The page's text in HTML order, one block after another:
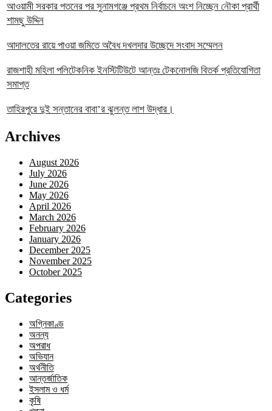
‎আওয়ামী সরকার পতনের পর সুনামগঞ্জে প্রথম নির্বাচনে অংশ নিচ্ছেন নৌকা প্রার্থী
শামছু উদ্দিন
আদালতের রায়ে পাওয়া জমিতে অবৈধ দখলদার উচ্ছেদে সংবাদ সম্মেলন
রাজশাহী মহিলা পলিটেকনিক ইনস্টিটিউটে আন্তঃ টেকনোলজি বিতর্ক প্রতিযোগিতা
সমাপ্ত
তাহিরপুরে দুই সন্তানের বাবা’র ঝুলন্ত লাশ উদ্ধার।
Archives
August 2026
July 2026
June 2026
May 2026
April 2026
March 2026
February 2026
January 2026
December 2025
November 2025
October 2025
Categories
অগ্নিকাণ্ড
অনন্য
অপরাধ
অভিযান
অর্থনীতি
আন্তর্জাতিক
ইসলাম ও ধর্ম
কৃষি